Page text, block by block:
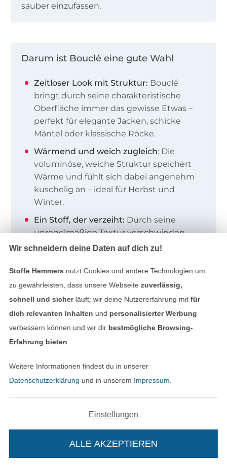
sauber einzufassen.
Darum ist Bouclé eine gute Wahl
Zeitloser Look mit Struktur: Bouclé
bringt durch seine charakteristische
Oberfläche immer das gewisse Etwas –
perfekt für elegante Jacken, schicke
Mäntel oder klassische Röcke.
Wärmend und weich zugleich: Die
voluminöse, weiche Struktur speichert
Wärme und fühlt sich dabei angenehm
kuschelig an – ideal für Herbst und
Winter.
Ein Stoff, der verzeiht: Durch seine
unregelmäßige Textur verschwinden
kleine Nähfehler optisch fast von selbst –
interessant.
Pflegeleicht und formstabil:Bouclé
knittert kaum und muss in der Regel
nicht gebügelt werden – ein echter
Vorteil im Alltag.
Vielseitig kombinierbar:
Bouclé passt sich vielen Nähideen an und
verleiht ihnen eine ganz besondere
Wir schneidern deine Daten auf dich zu!
Stoffe Hemmers nutzt Cookies und andere Technologien um
zu gewährleisten, dass unsere Webseite zuverlässig,
schnell und sicherläuft; wir deine Nutzererfahrung mitfür
dich relevanten Inhalten und personalisierter Werbung
verbessern können und wir dir bestmögliche Browsing-
Erfahrung bieten
Weitere Informationen findest du in unserer
Datenschutzerklärung und in unserem Impressum
Einstellungen
ALLE AKZEPTIEREN